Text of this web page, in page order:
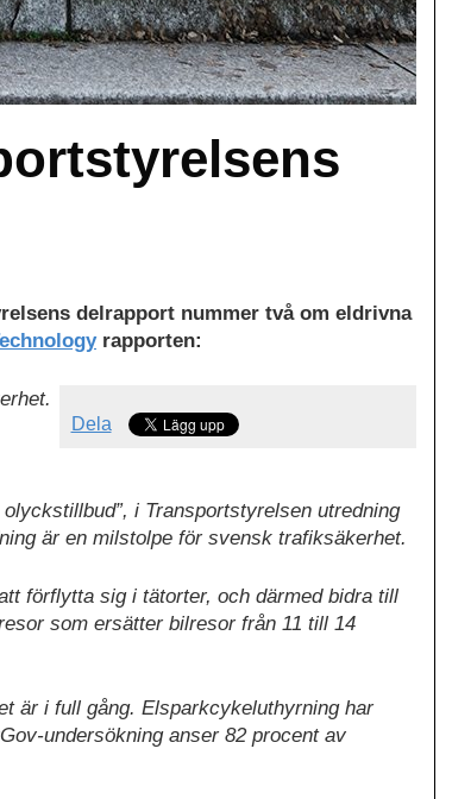
delrapport nummer två om eldrivna
rapporten:
Dela
i Transportstyrelsen utredning
är en milstolpe för svensk trafiksäkerhet.
förflytta sig i tätorter, och därmed bidra till
som ersätter bilresor från 11 till 14
är i full gång. Elsparkcykeluthyrning har
undersökning anser 82 procent av